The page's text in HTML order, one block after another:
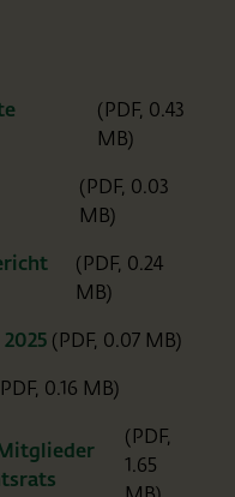
(PDF, 0.43
MB)
(PDF, 0.03
MB)
(PDF, 0.24
MB)
(PDF, 0.07 MB)
0.16 MB)
(PDF,
1.65